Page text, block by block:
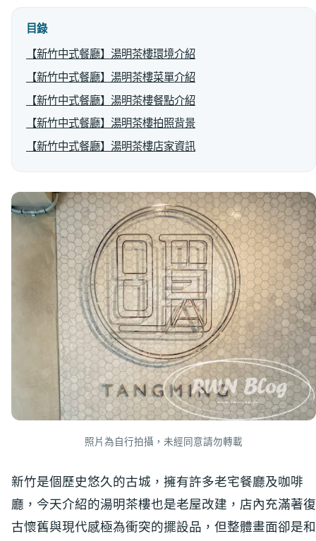
目錄
【新竹中式餐廳】湯明茶樓環境介紹
【新竹中式餐廳】湯明茶樓菜單介紹
【新竹中式餐廳】湯明茶樓餐點介紹
【新竹中式餐廳】湯明茶樓拍照背景
【新竹中式餐廳】湯明茶樓店家資訊
照片為自行拍攝，未經同意請勿轉載
新竹是個歷史悠久的古城，擁有許多老宅餐廳及咖啡
廳，今天介紹的湯明茶樓也是老屋改建，店內充滿著復
古懷舊與現代感極為衝突的擺設品，但整體畫面卻是和